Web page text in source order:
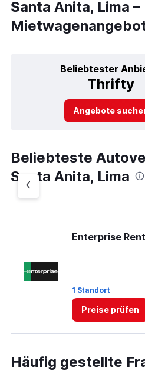
Santa Anita, Lima –
Beliebtester
Thrifty
Angebote
Beliebteste
Santa Anita, Lima
Enterprise
1 Standort
Preise prüfen
Häufig gestellte